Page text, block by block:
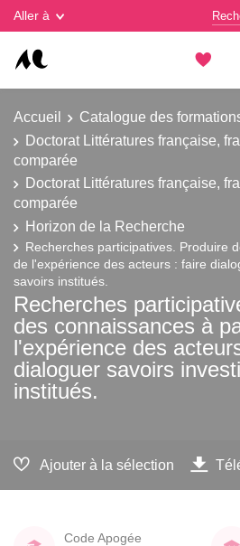
Aller à
Accueil Catalogue des
Doctorat Littératures française,
comparée
Doctorat Littératures française,
comparée
Horizon de la Recherche
Recherches participatives. Produire
de l'expérience des acteurs : faire
savoirs institués.
Recherches
des connaissances à
l'expérience des
dialoguer savoirs
institués.
Ajouter à la sélection
Code Apogée
Gestion des cookies